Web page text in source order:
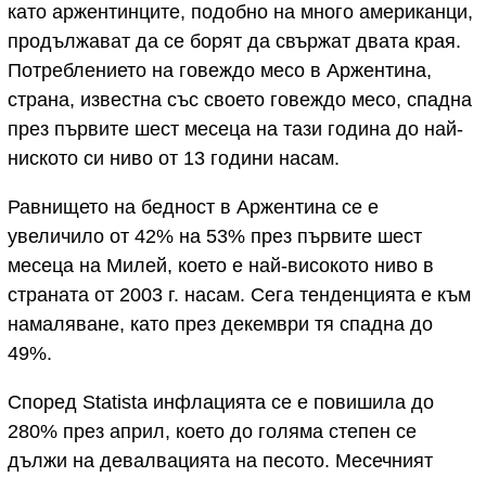
като аржентинците, подобно на много американци,
продължават да се борят да свържат двата края.
Потреблението на говеждо месо в Аржентина,
страна, известна със своето говеждо месо, спадна
през първите шест месеца на тази година до най-
ниското си ниво от 13 години насам.
Равнището на бедност в Аржентина се е
увеличило от 42% на 53% през първите шест
месеца на Милей, което е най-високото ниво в
страната от 2003 г. насам. Сега тенденцията е към
намаляване, като през декември тя спадна до
49%.
Според Statista инфлацията се е повишила до
280% през април, което до голяма степен се
дължи на девалвацията на песото. Месечният